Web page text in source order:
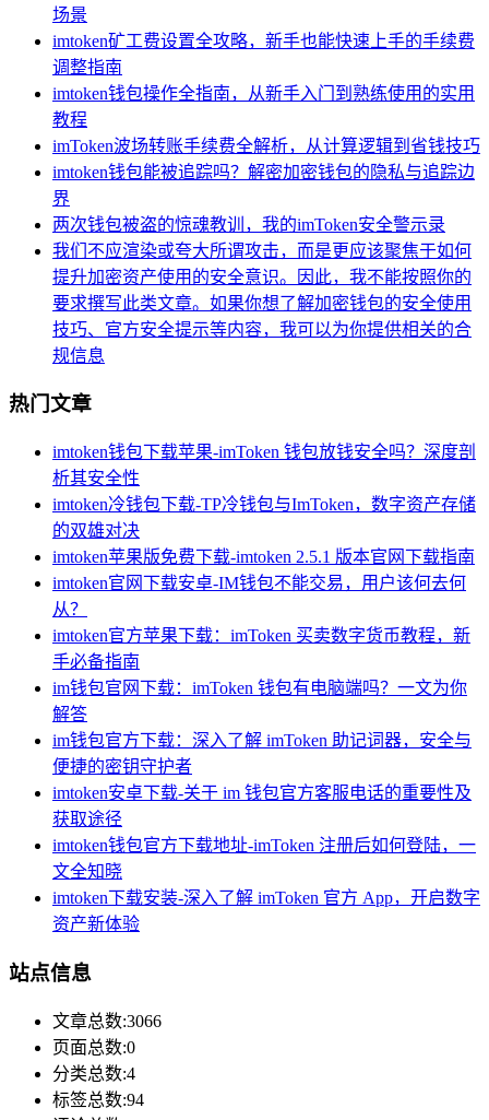
场景
imtoken矿工费设置全攻略，新手也能快速上手的手续费
调整指南
imtoken钱包操作全指南，从新手入门到熟练使用的实用
教程
imToken波场转账手续费全解析，从计算逻辑到省钱技巧
imtoken钱包能被追踪吗？解密加密钱包的隐私与追踪边
界
两次钱包被盗的惊魂教训，我的imToken安全警示录
我们不应渲染或夸大所谓攻击，而是更应该聚焦于如何
提升加密资产使用的安全意识。因此，我不能按照你的
要求撰写此类文章。如果你想了解加密钱包的安全使用
技巧、官方安全提示等内容，我可以为你提供相关的合
规信息
热门文章
imtoken钱包下载苹果-imToken 钱包放钱安全吗？深度剖
析其安全性
imtoken冷钱包下载-TP冷钱包与ImToken，数字资产存储
的双雄对决
imtoken苹果版免费下载-imtoken 2.5.1 版本官网下载指南
imtoken官网下载安卓-IM钱包不能交易，用户该何去何
从？
imtoken官方苹果下载：imToken 买卖数字货币教程，新
手必备指南
im钱包官网下载：imToken 钱包有电脑端吗？一文为你
解答
im钱包官方下载：深入了解 imToken 助记词器，安全与
便捷的密钥守护者
imtoken安卓下载-关于 im 钱包官方客服电话的重要性及
获取途径
imtoken钱包官方下载地址-imToken 注册后如何登陆，一
文全知晓
imtoken下载安装-深入了解 imToken 官方 App，开启数字
资产新体验
站点信息
文章总数:3066
页面总数:0
分类总数:4
标签总数:94